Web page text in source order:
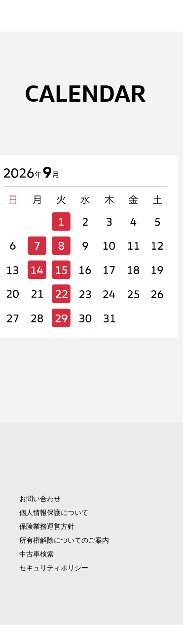
CALENDAR
お問い合わせ
個人情報保護について
保険業務運営方針
所有権解除についてのご案内
中古車検索
セキュリティポリシー